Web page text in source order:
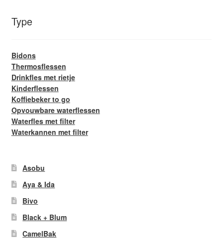
Type
Bidons
Thermosflessen
Drinkfles met rietje
Kinderflessen
Koffiebeker to go
Opvouwbare waterflessen
Waterfles met filter
Waterkannen met filter
Asobu
Aya & Ida
Bivo
Black + Blum
CamelBak